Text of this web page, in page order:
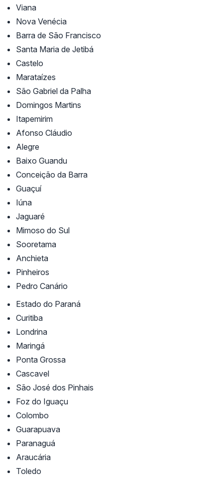
Viana
Nova Venécia
Barra de São Francisco
Santa Maria de Jetibá
Castelo
Marataízes
São Gabriel da Palha
Domingos Martins
Itapemirim
Afonso Cláudio
Alegre
Baixo Guandu
Conceição da Barra
Guaçuí
Iúna
Jaguaré
Mimoso do Sul
Sooretama
Anchieta
Pinheiros
Pedro Canário
Estado do Paraná
Curitiba
Londrina
Maringá
Ponta Grossa
Cascavel
São José dos Pinhais
Foz do Iguaçu
Colombo
Guarapuava
Paranaguá
Araucária
Toledo